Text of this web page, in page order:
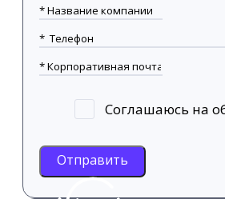
Соглашаюсь на
Отправить